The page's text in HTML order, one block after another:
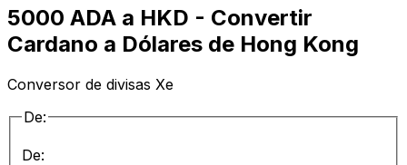
5000 ADA a HKD - Convertir
Cardano a Dólares de Hong Kong
Conversor de divisas Xe
De:
De: